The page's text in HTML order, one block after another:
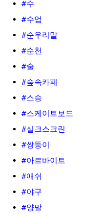
#수
#수업
#순우리말
#순천
#술
#숲속카페
#스승
#스케이트보드
#실크스크린
#쌍둥이
#아르바이트
#애쉬
#야구
#양말